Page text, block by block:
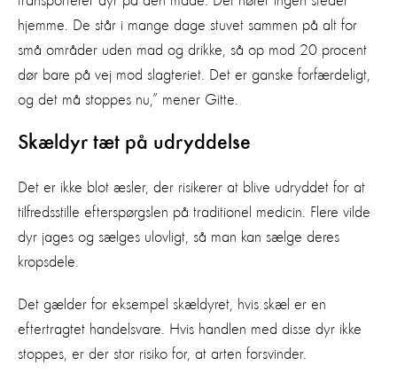
hjemme. De står i mange dage stuvet sammen på alt for
små områder uden mad og drikke, så op mod 20 procent
dør bare på vej mod slagteriet. Det er ganske forfærdeligt,
og det må stoppes nu,” mener Gitte.
Skældyr tæt på udryddelse
Det er ikke blot æsler, der risikerer at blive udryddet for at
tilfredsstille efterspørgslen på traditionel medicin. Flere vilde
dyr jages og sælges ulovligt, så man kan sælge deres
kropsdele.
Det gælder for eksempel skældyret, hvis skæl er en
eftertragtet handelsvare. Hvis handlen med disse dyr ikke
stoppes, er der stor risiko for, at arten forsvinder.